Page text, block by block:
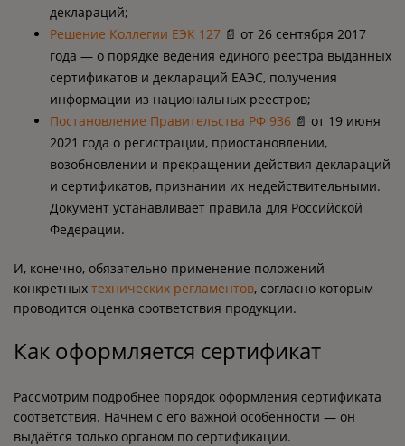
деклараций;
Решение Коллегии ЕЭК 127 📄 от 26 сентября 2017
года — о порядке ведения единого реестра выданных
сертификатов и деклараций ЕАЭС, получения
информации из национальных реестров;
Постановление Правительства РФ 936 📄 от 19 июня
2021 года о регистрации, приостановлении,
возобновлении и прекращении действия деклараций
и сертификатов, признании их недействительными.
Документ устанавливает правила для Российской
Федерации.
И, конечно, обязательно применение положений
конкретных технических регламентов, согласно которым
проводится оценка соответствия продукции.
Как оформляется сертификат
Рассмотрим подробнее порядок оформления сертификата
соответствия. Начнём с его важной особенности — он
выдаётся только органом по сертификации.